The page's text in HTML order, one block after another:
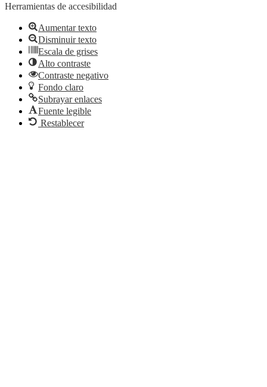
Herramientas de accesibilidad
Aumentar texto
Disminuir texto
Escala de grises
Alto contraste
Contraste negativo
Fondo claro
Subrayar enlaces
Fuente legible
Restablecer